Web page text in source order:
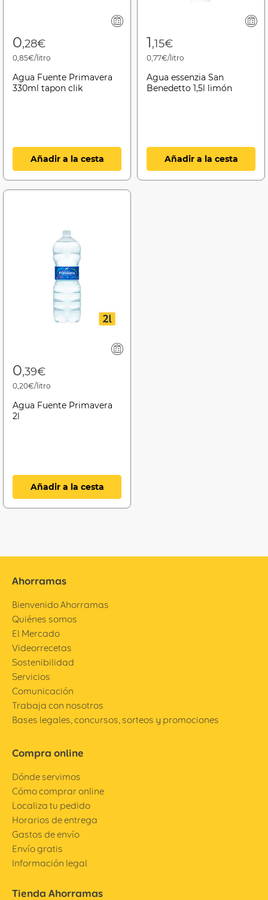
0,28€
0,85€/litro
Agua Fuente Primavera
330ml tapon clik
Añadir a la cesta
1,15€
0,77€/litro
Agua essenzia San
Benedetto 1,5l limón
Añadir a la cesta
0,39€
0,20€/litro
Agua Fuente Primavera
2l
Añadir a la cesta
Ahorramas
Bienvenido Ahorramas
Quiénes somos
El Mercado
Videorrecetas
Sostenibilidad
Servicios
Comunicación
Trabaja con nosotros
Bases legales, concursos, sorteos y promociones
Compra online
Dónde servimos
Cómo comprar online
Localiza tu pedido
Horarios de entrega
Gastos de envío
Envío gratis
Información legal
Tienda Ahorramas